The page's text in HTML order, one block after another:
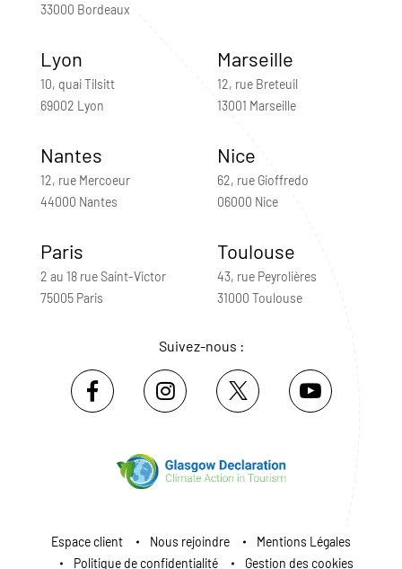
33000 Bordeaux
Lyon
10, quai Tilsitt
69002 Lyon
Marseille
12, rue Breteuil
13001 Marseille
Nantes
12, rue Mercoeur
44000 Nantes
Nice
62, rue Gioffredo
06000 Nice
Paris
2 au 18 rue Saint-Victor
75005 Paris
Toulouse
43, rue Peyrolières
31000 Toulouse
Suivez-nous :
Espace client Nous rejoindre
Mentions Légales
Politique de confidentialité
Gestion des cookies